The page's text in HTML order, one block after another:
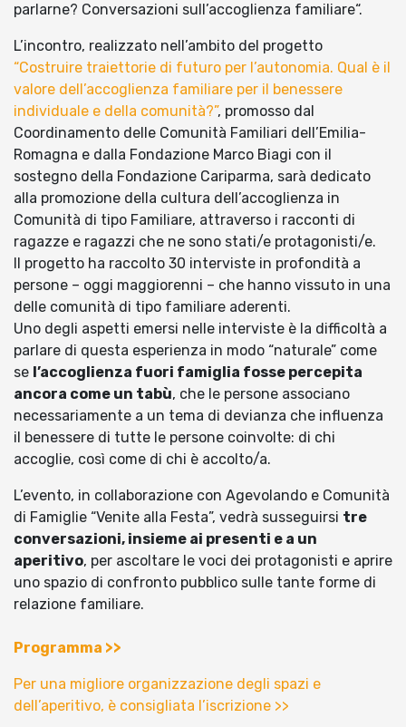
parlarne? Conversazioni sull’accoglienza familiare“.
L’incontro, realizzato nell’ambito del progetto
“Costruire traiettorie di futuro per l’autonomia. Qual è il
valore dell’accoglienza familiare per il benessere
individuale e della comunità?”, promosso dal
Coordinamento delle Comunità Familiari dell’Emilia-
Romagna e dalla Fondazione Marco Biagi con il
sostegno della Fondazione Cariparma, sarà dedicato
alla promozione della cultura dell’accoglienza in
Comunità di tipo Familiare, attraverso i racconti di
ragazze e ragazzi che ne sono stati/e protagonisti/e.
Il progetto ha raccolto 30 interviste in profondità a
persone – oggi maggiorenni – che hanno vissuto in una
delle comunità di tipo familiare aderenti.
Uno degli aspetti emersi nelle interviste è la difficoltà a
parlare di questa esperienza in modo “naturale” come
se l’accoglienza fuori famiglia fosse percepita
ancora come un tabù, che le persone associano
necessariamente a un tema di devianza che influenza
il benessere di tutte le persone coinvolte: di chi
accoglie, così come di chi è accolto/a.
L’evento, in collaborazione con Agevolando e Comunità
di Famiglie “Venite alla Festa”, vedrà susseguirsi tre
conversazioni, insieme ai presenti e a un
aperitivo, per ascoltare le voci dei protagonisti e aprire
uno spazio di confronto pubblico sulle tante forme di
relazione familiare.
Programma >>
Per una migliore organizzazione degli spazi e
dell’aperitivo, è consigliata l’iscrizione >>